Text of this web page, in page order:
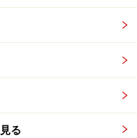
日生まれ）
自分が望む方向へ根
むなどこれからに向け
る